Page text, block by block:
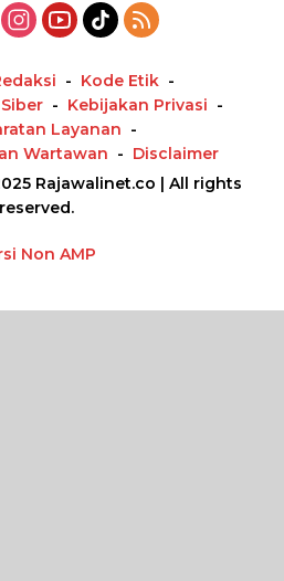
Kode Etik
Kebijakan Privasi
Layanan
Wartawan
Disclaimer
Rajawalinet.co | All rights
reserved.
Non AMP